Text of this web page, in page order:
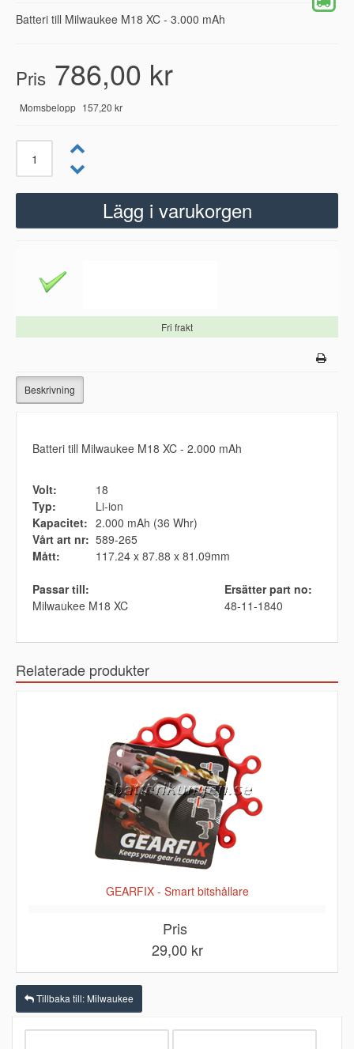
Batteri till Milwaukee M18 XC - 3.000 mAh
Pris 786,00 kr
Momsbelopp 157,20 kr
Fri frakt
Beskrivning
Batteri till Milwaukee M18 XC - 2.000 mAh
Volt:
18
Typ:
Li-ion
Kapacitet: 2.000 mAh (36 Whr)
Vårt art nr: 589-265
Mått:
117.24 x 87.88 x 81.09mm
Passar till:
Ersätter part no:
Milwaukee M18 XC
48-11-1840
Relaterade produkter
GEARFIX - Smart bitshållare
Pris
29,00 kr
Tillbaka till: Milwaukee